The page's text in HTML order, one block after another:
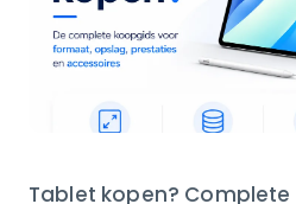
Tablet kopen?